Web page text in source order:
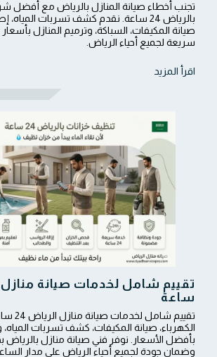
تجنب أخطاء صيانة المنازل بالرياض مع أفضل
بالرياض 24 ساعة. نقدم كشف تسربات المياه،
صيانة المكيفات، السباكة، وترميم المنازل
سريعة لجميع أحياء الرياض.
اقرأ المزيد
ساعة
تقييم
الكهرباء، صيانة المكيفات، كشف تسربات المياه،
بأفضل الأسعار. نوفر فني صيانة منازل
وضمان جودة لجميع أحياء الرياض على مدار